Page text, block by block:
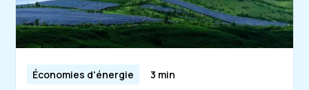
Économies d'énergie 3 min